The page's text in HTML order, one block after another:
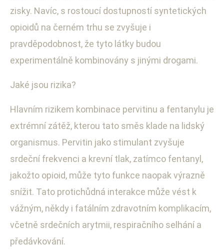
zisky. Navíc, s rostoucí dostupností syntetických
opioidů na černém trhu se zvyšuje i
pravděpodobnost, že tyto látky budou
experimentálně kombinovány s jinými drogami.
Jaké jsou rizika?
Hlavním rizikem kombinace pervitinu a fentanylu je
extrémní zátěž, kterou tato směs klade na lidský
organismus. Pervitin jako stimulant zvyšuje
srdeční frekvenci a krevní tlak, zatímco fentanyl,
jakožto opioid, může tyto funkce naopak výrazně
snížit. Tato protichůdná interakce může vést k
vážným, někdy i fatálním zdravotním komplikacím,
včetně srdečních arytmii, respiračního selhání a
předávkování.